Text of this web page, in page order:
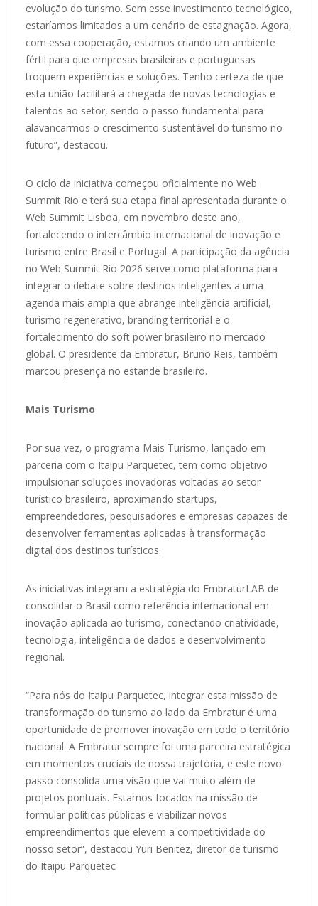
evolução do turismo. Sem esse investimento tecnológico,
estaríamos limitados a um cenário de estagnação. Agora,
com essa cooperação, estamos criando um ambiente
fértil para que empresas brasileiras e portuguesas
troquem experiências e soluções. Tenho certeza de que
esta união facilitará a chegada de novas tecnologias e
talentos ao setor, sendo o passo fundamental para
alavancarmos o crescimento sustentável do turismo no
futuro”, destacou.
O ciclo da iniciativa começou oficialmente no Web
Summit Rio e terá sua etapa final apresentada durante o
Web Summit Lisboa, em novembro deste ano,
fortalecendo o intercâmbio internacional de inovação e
turismo entre Brasil e Portugal. A participação da agência
no Web Summit Rio 2026 serve como plataforma para
integrar o debate sobre destinos inteligentes a uma
agenda mais ampla que abrange inteligência artificial,
turismo regenerativo, branding territorial e o
fortalecimento do soft power brasileiro no mercado
global. O presidente da Embratur, Bruno Reis, também
marcou presença no estande brasileiro.
Mais Turismo
Por sua vez, o programa Mais Turismo, lançado em
parceria com o Itaipu Parquetec, tem como objetivo
impulsionar soluções inovadoras voltadas ao setor
turístico brasileiro, aproximando startups,
empreendedores, pesquisadores e empresas capazes de
desenvolver ferramentas aplicadas à transformação
digital dos destinos turísticos.
As iniciativas integram a estratégia do EmbraturLAB de
consolidar o Brasil como referência internacional em
inovação aplicada ao turismo, conectando criatividade,
tecnologia, inteligência de dados e desenvolvimento
regional.
“Para nós do Itaipu Parquetec, integrar esta missão de
transformação do turismo ao lado da Embratur é uma
oportunidade de promover inovação em todo o território
nacional. A Embratur sempre foi uma parceira estratégica
em momentos cruciais de nossa trajetória, e este novo
passo consolida uma visão que vai muito além de
projetos pontuais. Estamos focados na missão de
formular políticas públicas e viabilizar novos
empreendimentos que elevem a competitividade do
nosso setor”, destacou Yuri Benitez, diretor de turismo
do Itaipu Parquetec